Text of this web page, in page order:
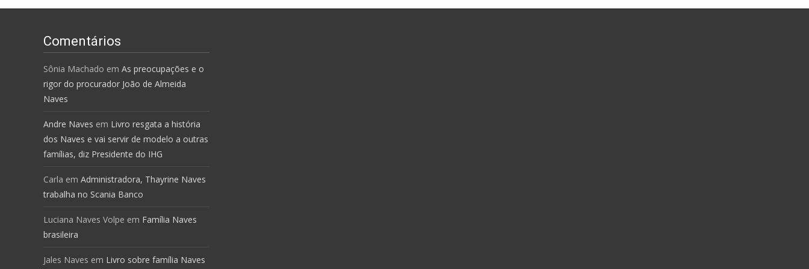
Comentários
Sônia Machado em As preocupações e o
rigor do procurador João de Almeida
Naves
Andre Naves em Livro resgata a história
dos Naves e vai servir de modelo a outras
famílias, diz Presidente do IHG
Carla em Administradora, Thayrine Naves
trabalha no Scania Banco
Luciana Naves Volpe em Família Naves
brasileira
Jales Naves em Livro sobre família Naves